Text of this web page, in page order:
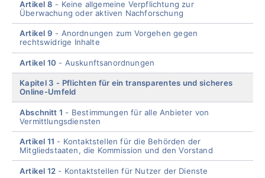
Artikel 8
Keine allgemeine Verpflichtung zur
Überwachung oder aktiven Nachforschung
Artikel 9
Anordnungen zum Vorgehen gegen
rechtswidrige Inhalte
Artikel 10 Auskunftsanordnungen
Kapitel 3
Pflichten für ein transparentes und sicheres
Online-Umfeld
Abschnitt 1
Bestimmungen für alle Anbieter von
Vermittlungsdiensten
Artikel 11
Kontaktstellen für die Behörden der
Mitgliedstaaten, die Kommission und den Vorstand
Artikel 12 Kontaktstellen für Nutzer der Dienste